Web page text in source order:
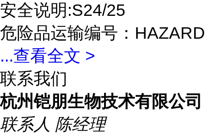
安全说明:S24/25
危险品运输编号：HAZARD
...查看全文 >
联系我们
杭州铠朋生物技术有限公司
联系人 陈经理